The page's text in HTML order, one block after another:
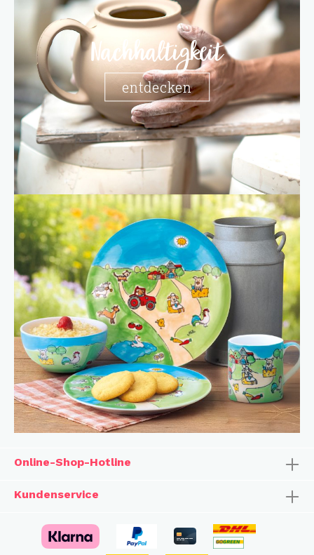
Nachhaltigkeit
entdecken
Online-Shop-Hotline
Kundenservice